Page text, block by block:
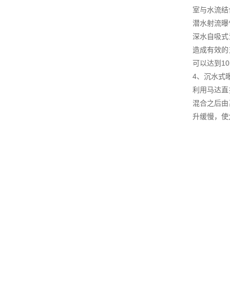
室与水流
潜水射流
深水自吸
造成有效
可以达到
4、沉水式
利用马达
混合之后
升缓慢，